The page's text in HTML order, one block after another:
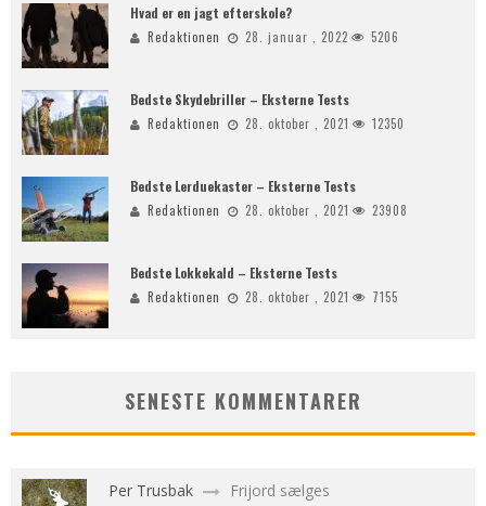
Hvad er en jagt efterskole?
Redaktionen 28. januar , 2022 5206
Bedste Skydebriller – Eksterne Tests
Redaktionen 28. oktober , 2021 12350
Bedste Lerduekaster – Eksterne Tests
Redaktionen 28. oktober , 2021 23908
Bedste Lokkekald – Eksterne Tests
Redaktionen 28. oktober , 2021 7155
SENESTE KOMMENTARER
Per Trusbak Frijord sælges